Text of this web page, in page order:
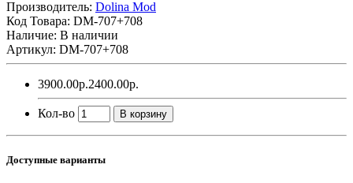
Производитель: Dolina Mod
Код Товара: DM-707+708
Наличие: В наличии
Артикул: DM-707+708
3900.00р.2400.00р.
Кол-во В корзину
Доступные варианты